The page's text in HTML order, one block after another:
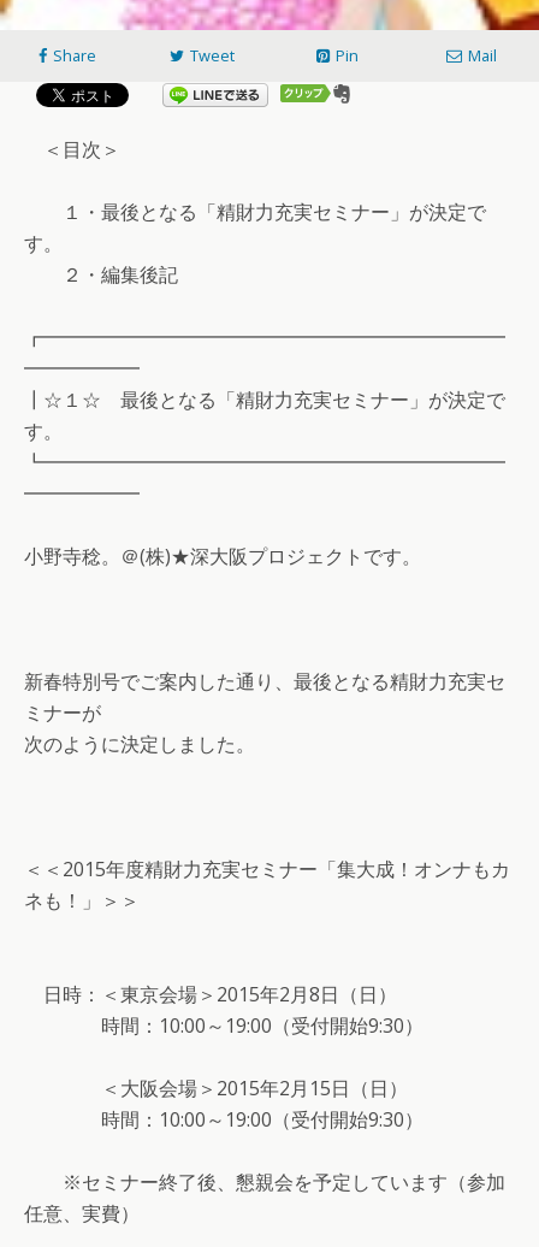
Share Tweet Pin Mail
＜目次＞
１・最後となる「精財力充実セミナー」が決定で
す。
２・編集後記
┏━━━━━━━━━━━━━━━━━━━━━━━━
━━━━━━
┃☆１☆ 最後となる「精財力充実セミナー」が決定で
す。
┗━━━━━━━━━━━━━━━━━━━━━━━━
━━━━━━
小野寺稔。＠(株)★深大阪プロジェクトです。
新春特別号でご案内した通り、最後となる精財力充実セ
ミナーが
次のように決定しました。
＜＜2015年度精財力充実セミナー「集大成！オンナもカ
ネも！」＞＞
日時：＜東京会場＞2015年2月8日（日）
時間：10:00～19:00（受付開始9:30）
＜大阪会場＞2015年2月15日（日）
時間：10:00～19:00（受付開始9:30）
※セミナー終了後、懇親会を予定しています（参加
任意、実費）